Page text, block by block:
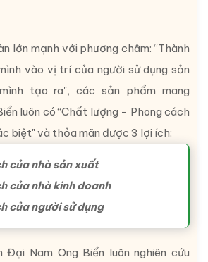
lớn mạnh với phương châm: “Thành
vào vị trí của người sử dụng sản
tạo ra", các sản phẩm mang
luôn có “Chất lượng - Phong cách
biệt" và thỏa mãn được 3 lợi ích:
của nhà sản xuất
của nhà kinh doanh
của người sử dụng
Nam Ong Biển luôn nghiên cứu